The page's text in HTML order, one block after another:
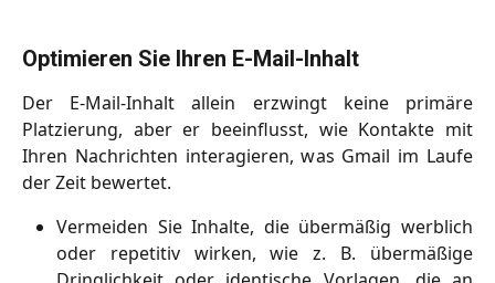
Optimieren Sie Ihren E-Mail-Inhalt
Der E-Mail-Inhalt allein erzwingt keine primäre
Platzierung, aber er beeinflusst, wie Kontakte mit
Ihren Nachrichten interagieren, was Gmail im Laufe
der Zeit bewertet.
Vermeiden Sie Inhalte, die übermäßig werblich
oder repetitiv wirken, wie z. B. übermäßige